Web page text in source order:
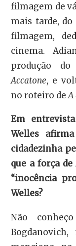
filmagem de
mais tarde,
filmagem,
cinema.
produção
Accatone, e
no roteiro deA
Em
Welles
cidadezinha
que a força de
“inocência
Welles?
Não